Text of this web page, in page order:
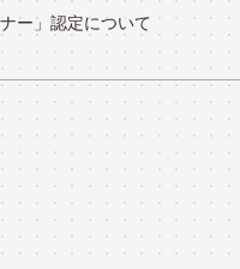
ー」認定について